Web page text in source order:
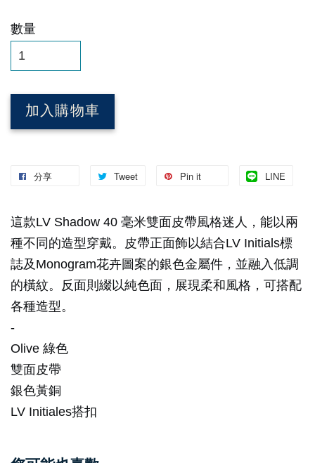
數量
加入購物車
分享 Tweet Pin it LINE
這款LV Shadow 40 毫米雙面皮帶風格迷人，能以兩
種不同的造型穿戴。皮帶正面飾以結合LV Initials標
誌及Monogram花卉圖案的銀色金屬件，並融入低調
的橫紋。反面則綴以純色面，展現柔和風格，可搭配
各種造型。
-
Olive 綠色
雙面皮帶
銀色黃銅
LV Initiales搭扣